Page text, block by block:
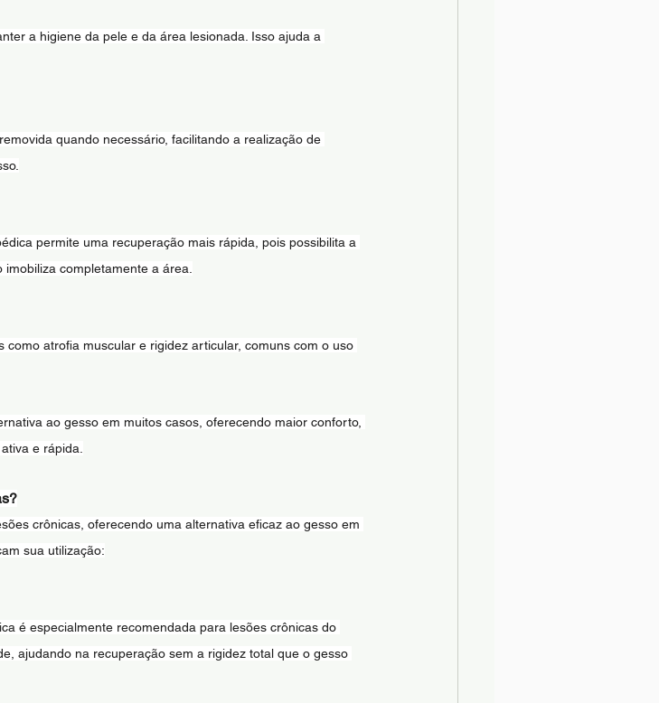
a higiene da pele e da área lesionada. Isso ajuda a
quando necessário, facilitando a realização de
permite uma recuperação mais rápida, pois possibilita a
imobiliza completamente a área.
atrofia muscular e rigidez articular, comuns com o uso
ao gesso em muitos casos, oferecendo maior conforto,
e rápida.
crônicas, oferecendo uma alternativa eficaz ao gesso em
sua utilização:
é especialmente recomendada para lesões crônicas do
ajudando na recuperação sem a rigidez total que o gesso